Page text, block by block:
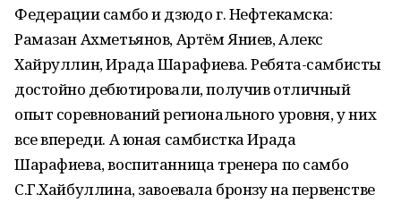
Федерации самбо и дзюдо г. Нефтекамска:
Рамазан Ахметьянов, Артём Яниев, Алекс
Хайруллин, Ирада Шарафиева. Ребята-самбисты
достойно дебютировали, получив отличный
опыт соревнований регионального уровня, у них
все впереди. А юная самбистка Ирада
Шарафиева, воспитанница тренера по самбо
С.Г.Хайбуллина, завоевала бронзу на первенстве